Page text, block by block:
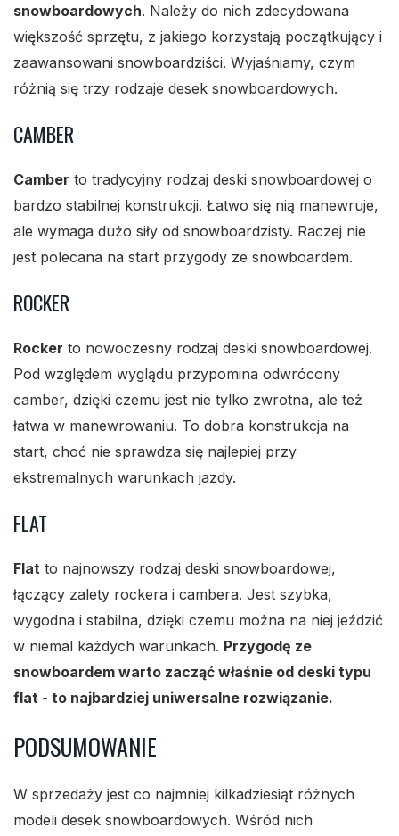
snowboardowych. Należy do nich zdecydowana
większość sprzętu, z jakiego korzystają początkujący i
zaawansowani snowboardziści. Wyjaśniamy, czym
różnią się trzy rodzaje desek snowboardowych.
CAMBER
Camber to tradycyjny rodzaj deski snowboardowej o
bardzo stabilnej konstrukcji. Łatwo się nią manewruje,
ale wymaga dużo siły od snowboardzisty. Raczej nie
jest polecana na start przygody ze snowboardem.
ROCKER
Rocker to nowoczesny rodzaj deski snowboardowej.
Pod względem wyglądu przypomina odwrócony
camber, dzięki czemu jest nie tylko zwrotna, ale też
łatwa w manewrowaniu. To dobra konstrukcja na
start, choć nie sprawdza się najlepiej przy
ekstremalnych warunkach jazdy.
FLAT
Flat to najnowszy rodzaj deski snowboardowej,
łączący zalety rockera i cambera. Jest szybka,
wygodna i stabilna, dzięki czemu można na niej jeździć
w niemal każdych warunkach. Przygodę ze
snowboardem warto zacząć właśnie od deski typu
flat - to najbardziej uniwersalne rozwiązanie.
PODSUMOWANIE
W sprzedaży jest co najmniej kilkadziesiąt różnych
modeli desek snowboardowych. Wśród nich